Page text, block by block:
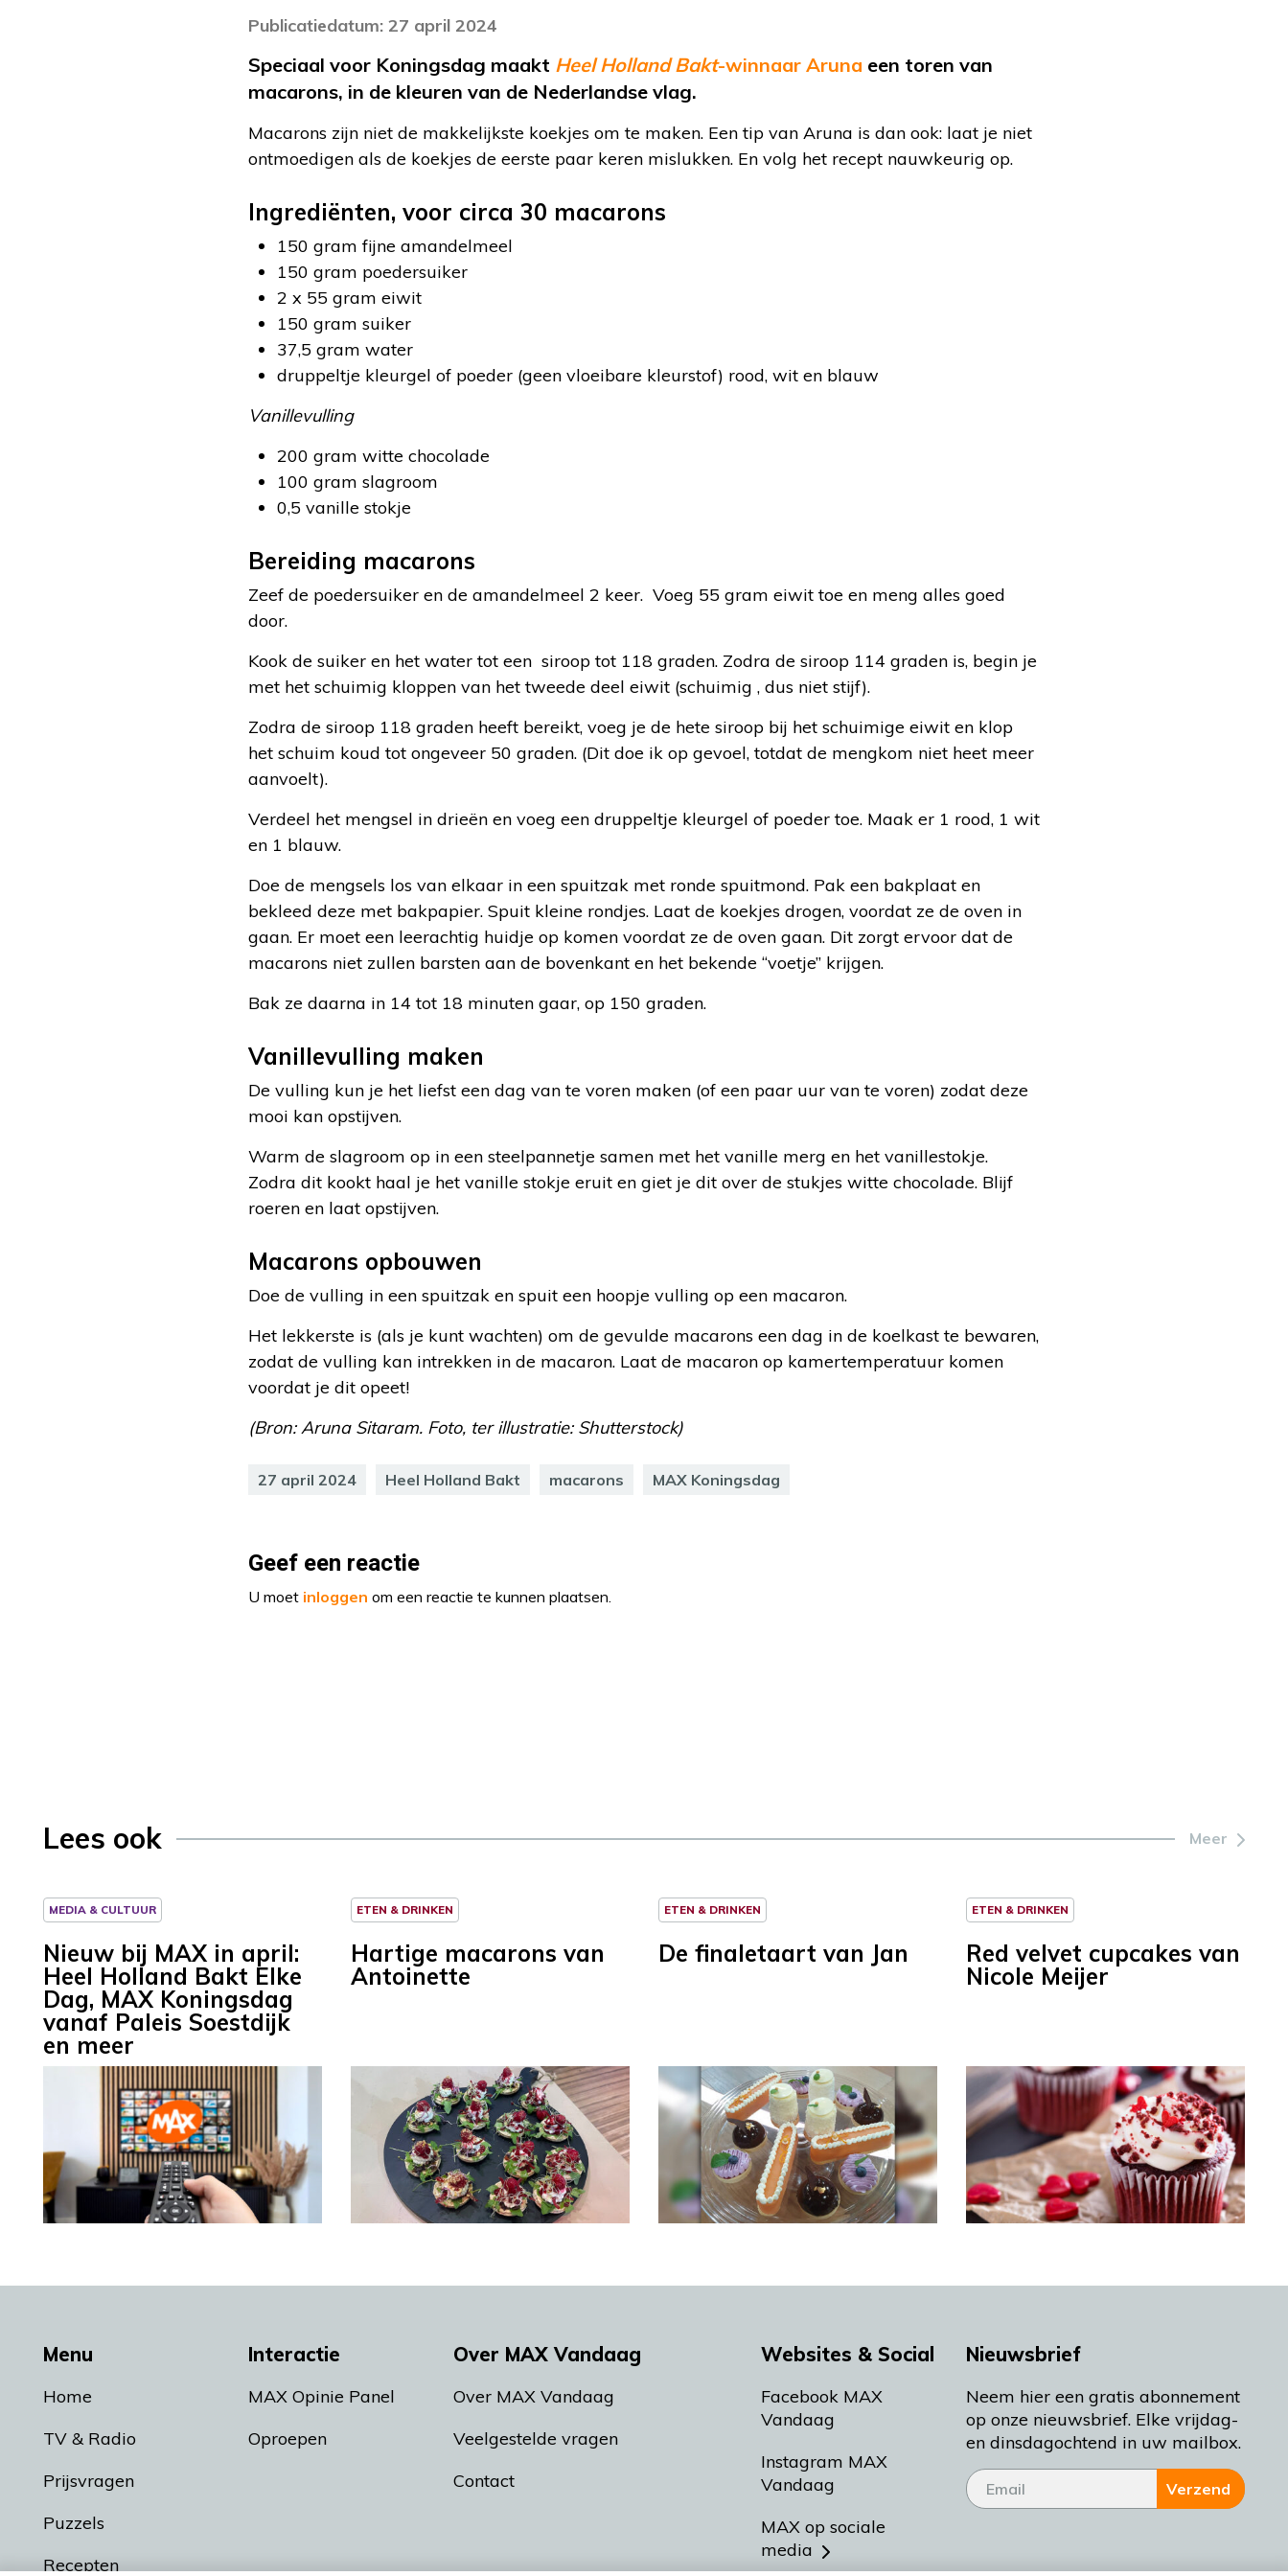
Publicatiedatum: 27 april 2024
Speciaal voor Koningsdag maakt Heel Holland Bakt-winnaar Aruna een toren van
macarons, in de kleuren van de Nederlandse vlag.
Macarons zijn niet de makkelijkste koekjes om te maken. Een tip van Aruna is dan ook: laat je niet
ontmoedigen als de koekjes de eerste paar keren mislukken. En volg het recept nauwkeurig op.
Ingrediënten, voor circa 30 macarons
150 gram fijne amandelmeel
150 gram poedersuiker
2 x 55 gram eiwit
150 gram suiker
37,5 gram water
druppeltje kleurgel of poeder (geen vloeibare kleurstof) rood, wit en blauw
Vanillevulling
200 gram witte chocolade
100 gram slagroom
0,5 vanille stokje
Bereiding macarons
Zeef de poedersuiker en de amandelmeel 2 keer. Voeg 55 gram eiwit toe en meng alles goed
door.
Kook de suiker en het water tot een siroop tot 118 graden. Zodra de siroop 114 graden is, begin je
met het schuimig kloppen van het tweede deel eiwit (schuimig , dus niet stijf).
Zodra de siroop 118 graden heeft bereikt, voeg je de hete siroop bij het schuimige eiwit en klop
het schuim koud tot ongeveer 50 graden. (Dit doe ik op gevoel, totdat de mengkom niet heet meer
aanvoelt).
Verdeel het mengsel in drieën en voeg een druppeltje kleurgel of poeder toe. Maak er 1 rood, 1 wit
en 1 blauw.
Doe de mengsels los van elkaar in een spuitzak met ronde spuitmond. Pak een bakplaat en
bekleed deze met bakpapier. Spuit kleine rondjes. Laat de koekjes drogen, voordat ze de oven in
gaan. Er moet een leerachtig huidje op komen voordat ze de oven gaan. Dit zorgt ervoor dat de
macarons niet zullen barsten aan de bovenkant en het bekende “voetje” krijgen.
Bak ze daarna in 14 tot 18 minuten gaar, op 150 graden.
Vanillevulling maken
De vulling kun je het liefst een dag van te voren maken (of een paar uur van te voren) zodat deze
mooi kan opstijven.
Warm de slagroom op in een steelpannetje samen met het vanille merg en het vanillestokje.
Zodra dit kookt haal je het vanille stokje eruit en giet je dit over de stukjes witte chocolade. Blijf
roeren en laat opstijven.
Macarons opbouwen
Doe de vulling in een spuitzak en spuit een hoopje vulling op een macaron.
Het lekkerste is (als je kunt wachten) om de gevulde macarons een dag in de koelkast te bewaren,
zodat de vulling kan intrekken in de macaron. Laat de macaron op kamertemperatuur komen
voordat je dit opeet!
(Bron: Aruna Sitaram. Foto, ter illustratie: Shutterstock)
27 april 2024 Heel Holland Bakt macarons MAX Koningsdag
Geef een reactie
U moet inloggen om een reactie te kunnen plaatsen.
Lees ook Meer
MEDIA & CULTUUR
Nieuw bij MAX in april:
Heel Holland Bakt Elke
Dag, MAX Koningsdag
vanaf Paleis Soestdijk
en meer
ETEN & DRINKEN
Hartige macarons van
Antoinette
ETEN & DRINKEN
De finaletaart van Jan
ETEN & DRINKEN
Red velvet cupcakes van
Nicole Meijer
Menu
Home
TV & Radio
Prijsvragen
Puzzels
Recepten
Interactie
MAX Opinie Panel
Oproepen
Over MAX Vandaag
Over MAX Vandaag
Veelgestelde vragen
Contact
Websites & Social
Facebook MAX
Vandaag
Instagram MAX
Vandaag
MAX op sociale
media
Nieuwsbrief
Neem hier een gratis abonnement
op onze nieuwsbrief. Elke vrijdag-
en dinsdagochtend in uw mailbox.
Verzend